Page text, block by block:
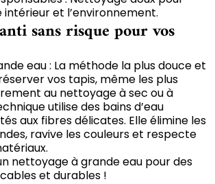
et l’environnement.
sans risque pour vos
eau : La méthode la plus douce et
vos tapis, même les plus
au nettoyage à sec ou à
utilise des bains d’eau
aux fibres délicates. Elle élimine les
ravive les couleurs et respecte
nettoyage à grande eau pour des
et durables !